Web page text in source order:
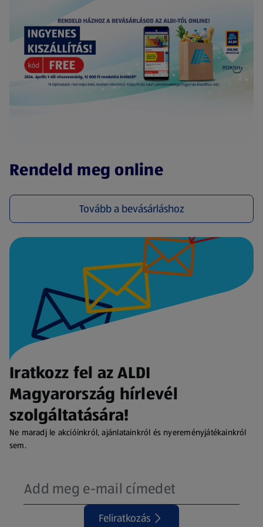
Rendeld meg online
Tovább a bevásárláshoz
(új oldalon nyílik meg)
Iratkozz fel az ALDI
Magyarország hírlevél
szolgáltatására!
Ne maradj le akcióinkról, ajánlatainkról és nyereményjátékainkról
sem.
Feliratkozás